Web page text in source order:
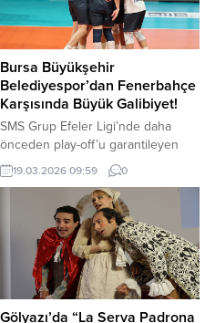
Bursa Büyükşehir
Belediyespor’dan Fenerbahçe
Karşısında Büyük Galibiyet!
SMS Grup Efeler Ligi’nde daha
önceden play-off’u garantileyen
Bursa Büyükşehir Belediyespor,
25. haftada sahasında Fenerbahçe
Medicana’yı 3-1 mağlup etti. Ligin
ilkyarısında deplasmanda 3-0
mağlup ettiği rakibiyle Cengiz Göllü
Voleybol Salonu’nda karşı karşıya
gelen Büyükşehir Belediyespor
Erkek Voleybol Takımı, rakibi
karşısında ilk seti 25-18 kaybetti.
19.03.2026 09:59 0
Gölyazı’da “La Serva Padrona